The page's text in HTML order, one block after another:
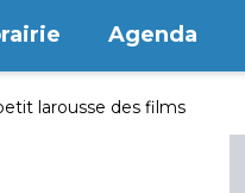
Agenda
larousse des films